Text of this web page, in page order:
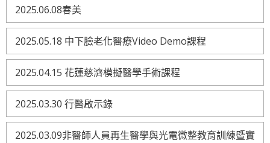
2025.06.08春美
2025.05.18 中下臉老化醫療Video Demo課程
2025.04.15 花蓮慈濟模擬醫學手術課程
2025.03.30 行醫啟示錄
2025.03.09非醫師人員再生醫學與光電微整教育訓練暨實